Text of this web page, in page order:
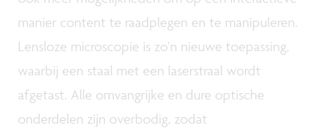
manier content te raadplegen en te manipuleren.
Lensloze microscopie is zo’n nieuwe toepassing,
waarbij een staal met een laserstraal wordt
afgetast. Alle omvangrijke en dure optische
onderdelen zijn overbodig, zodat